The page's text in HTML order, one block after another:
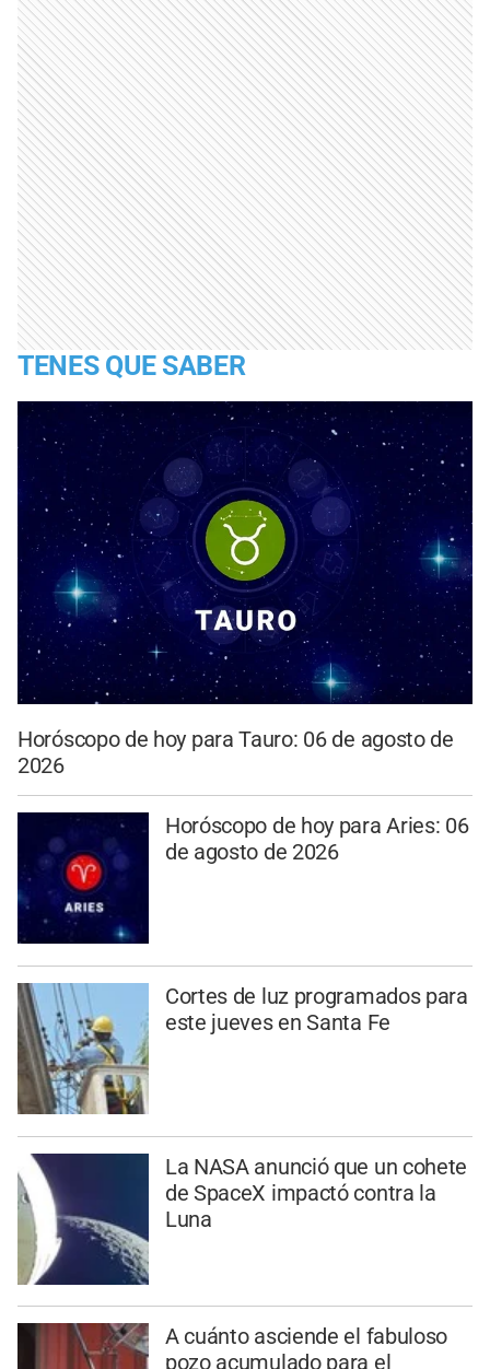
TENES QUE SABER
Horóscopo de hoy para Tauro: 06 de agosto de
2026
Horóscopo de hoy para Aries: 06
de agosto de 2026
Cortes de luz programados para
este jueves en Santa Fe
La NASA anunció que un cohete
de SpaceX impactó contra la
Luna
A cuánto asciende el fabuloso
pozo acumulado para el